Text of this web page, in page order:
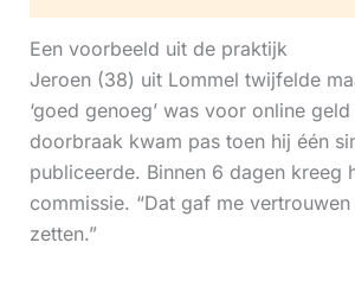
Een voorbeeld uit de praktijk
Jeroen (38) uit Lommel twijfelde
‘goed genoeg’ was voor online
doorbraak kwam pas toen hij één
publiceerde. Binnen 6 dagen kreeg
commissie. “Dat gaf me
zetten.”